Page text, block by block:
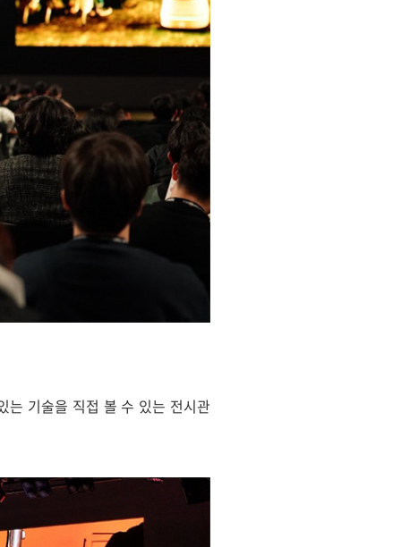
는 기술을 직접 볼 수 있는 전시관